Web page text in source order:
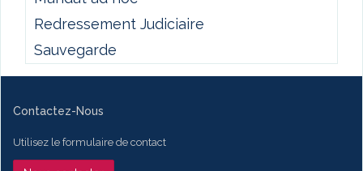
Redressement Judiciaire
Sauvegarde
Contactez-Nous
Utilisez le formulaire de contact